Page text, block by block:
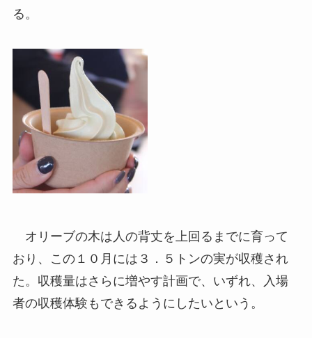
る。
オリーブの木は人の背丈を上回るまでに育って
おり、この１０月には３．５トンの実が収穫され
た。収穫量はさらに増やす計画で、いずれ、入場
者の収穫体験もできるようにしたいという。